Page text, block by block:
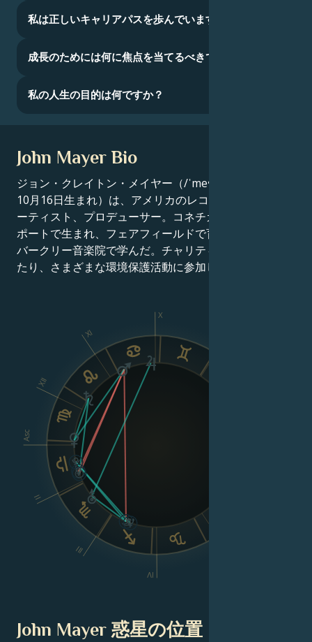
私は正しいキャリアパスを歩んでいますか？
成長のためには何に焦点を当てるべきでしょうか？
私の人生の目的は何ですか？
John Mayer Bio
ジョン・クレイトン・メイヤー（/ˈme↪Ll_26A, 1977年
10月16日生まれ）は、アメリカのレコーディング・ア
ーティスト、プロデューサー。コネチカット州ブリッジ
ポートで生まれ、フェアフィールドで育ち、ボストンの
バークリー音楽院で学んだ。チャリティー団体で演奏し
たり、さまざまな環境保護活動に参加している。
Asc
II
III
IV
X
XI
XII
John Mayer 惑星の位置